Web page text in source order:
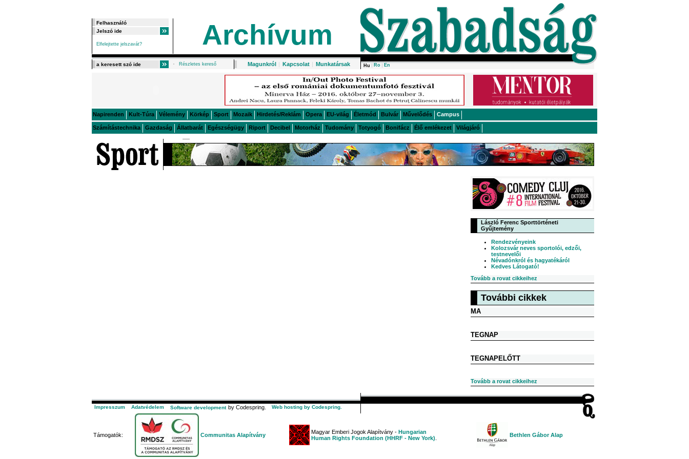
Elfelejtette jelszavát? Archívum
Részletes kereső Magunkról | Kapcsolat | Munkatársak Hu Ro En
Napirenden Kult-Túra Vélemény Körkép Sport Mozaik Hirdetés/Reklám Opera EU-világ Életmód Bulvár Művelődés Campus
Számítástechnika Gazdaság Állatbarát Egészségügy Riport Decibel Motorház Tudomány Totyogó Bonifácz Élő emlékezet Világjáró
László Ferenc Sporttörténeti
Gyűjtemény
Rendezvényeink
Kolozsvár neves sportolói, edzői,
testnevelői
Névadónkról és hagyatékáról
Kedves Látogató!
Tovább a rovat cikkeihez
További cikkek
MA
TEGNAP
TEGNAPELŐTT
Tovább a rovat cikkeihez
Impresszum Adatvédelem Software development by Codespring. Web hosting by Codespring.
Támogatók: Communitas Alapítvány Magyar Emberi Jogok Alapítvány - Hungarian
Human Rights Foundation (HHRF - New York)
Bethlen Gábor Alap